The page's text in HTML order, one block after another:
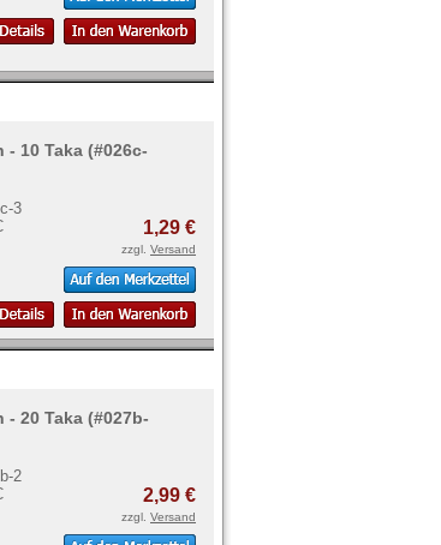
- 10 Taka (#026c-
3
1,29 €
zzgl. Versand
- 20 Taka (#027b-
2
2,99 €
zzgl. Versand